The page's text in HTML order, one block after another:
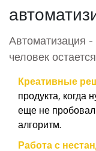
Автоматизация -
человек
Креативные
продукта, когда
еще не
алгоритм.
Работа с